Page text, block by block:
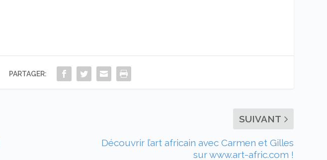
PARTAGER:
SUIVANT
Découvrir l’art africain avec Carmen et Gilles
sur www.art-afric.com !